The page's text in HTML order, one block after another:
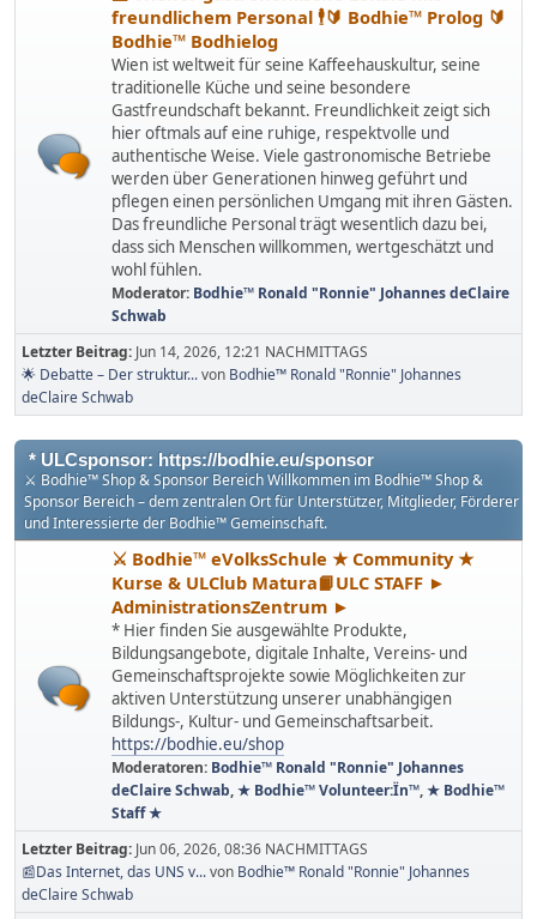
freundlichem Personal 🕴🔰 Bodhie™ Prolog 🔰
Bodhie™ Bodhielog
Wien ist weltweit für seine Kaffeehauskultur, seine
traditionelle Küche und seine besondere
Gastfreundschaft bekannt. Freundlichkeit zeigt sich
hier oftmals auf eine ruhige, respektvolle und
authentische Weise. Viele gastronomische Betriebe
werden über Generationen hinweg geführt und
pflegen einen persönlichen Umgang mit ihren Gästen.
Das freundliche Personal trägt wesentlich dazu bei,
dass sich Menschen willkommen, wertgeschätzt und
wohl fühlen.
Moderator: Bodhie™ Ronald "Ronnie" Johannes deClaire
Schwab
Letzter Beitrag: Jun 14, 2026, 12:21 NACHMITTAGS
🌟 Debatte – Der struktur...von Bodhie™ Ronald "Ronnie" Johannes
deClaire Schwab
* ULCsponsor: https://bodhie.eu/sponsor
⚔ Bodhie™ Shop & Sponsor Bereich Willkommen im Bodhie™ Shop &
Sponsor Bereich – dem zentralen Ort für Unterstützer, Mitglieder, Förderer
und Interessierte der Bodhie™ Gemeinschaft.
⚔ Bodhie™ eVolksSchule ★ Community ★
Kurse & ULClub Matura📙ULC STAFF ►
AdministrationsZentrum ►
* Hier finden Sie ausgewählte Produkte,
Bildungsangebote, digitale Inhalte, Vereins- und
Gemeinschaftsprojekte sowie Möglichkeiten zur
aktiven Unterstützung unserer unabhängigen
Bildungs-, Kultur- und Gemeinschaftsarbeit.
https://bodhie.eu/shop
Moderatoren: Bodhie™ Ronald "Ronnie" Johannes
deClaire Schwab,★ Bodhie™ Volunteer:Ïn™,★ Bodhie™
Staff ★
Letzter Beitrag: Jun 06, 2026, 08:36 NACHMITTAGS
📰Das Internet, das UNS v...von Bodhie™ Ronald "Ronnie" Johannes
deClaire Schwab